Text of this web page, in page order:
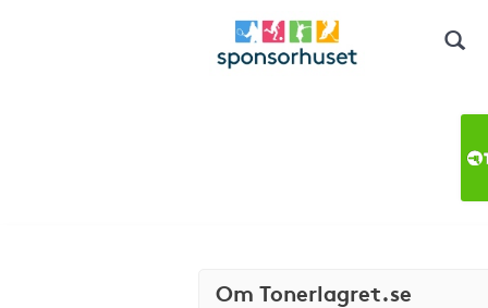
Om Tonerlagret.se